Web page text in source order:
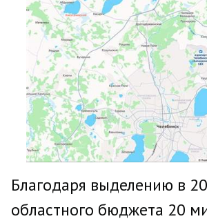
Благодаря выделению в
областного бюджета 20